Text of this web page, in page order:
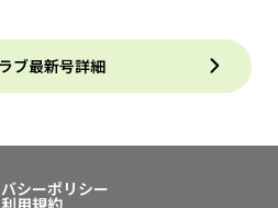
ブ最新号詳細
シーポリシー
利用規約